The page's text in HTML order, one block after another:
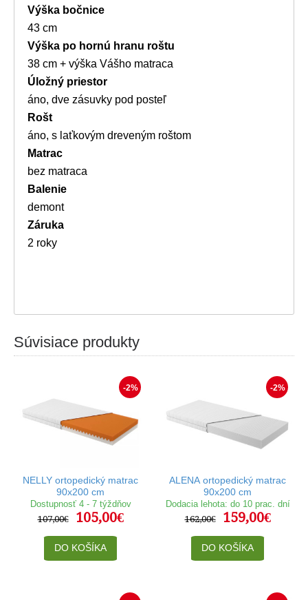
Výška bočnice
43 cm
Výška po hornú hranu roštu
38 cm + výška Vášho matraca
Úložný priestor
áno, dve zásuvky pod posteľ
Rošt
áno, s laťkovým dreveným roštom
Matrac
bez matraca
Balenie
demont
Záruka
2 roky
Súvisiace produkty
-2%
NELLY ortopedický matrac
90x200 cm
Dostupnosť 4 - 7 týždňov
107,00€
105,00€
DO KOŠÍKA
-2%
ALENA ortopedický matrac
90x200 cm
Dodacia lehota: do 10 prac. dní
162,00€
159,00€
DO KOŠÍKA